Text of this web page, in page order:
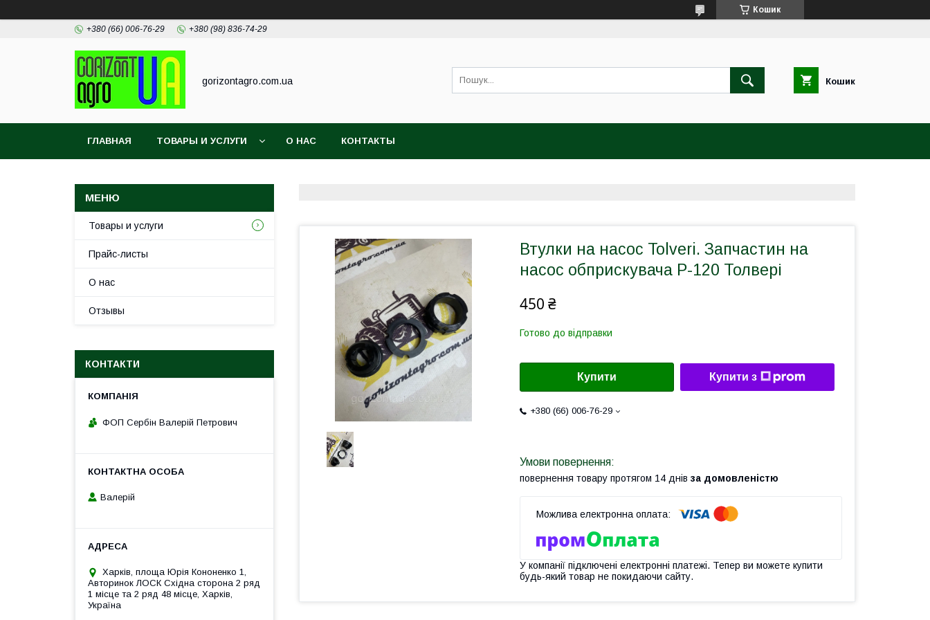
Кошик
+380 (66) 006-76-29 +380 (98) 836-74-29
gorizontagro.com.ua Кошик
ГЛАВНАЯ ТОВАРЫ И УСЛУГИ О НАС КОНТАКТЫ
Втулки на насос Tolveri. Запчастин на
насос обприскувача Р-120 Толвері
450 ₴
Готово до відправки
Купити Купити з
+380 (66) 006-76-29
повернення товару протягом 14 днів за домовленістю
У компанії підключені електронні платежі. Тепер ви можете купити
будь-який товар не покидаючи сайту.
Товары и услуги
Прайс-листы
О нас
Отзывы
КОНТАКТИ
ФОП Сербін Валерій Петрович
Валерій
Харків, площа Юрія Кононенко 1,
Авторинок ЛОСК Східна сторона 2 ряд
1 місце та 2 ряд 48 місце, Харків,
Україна